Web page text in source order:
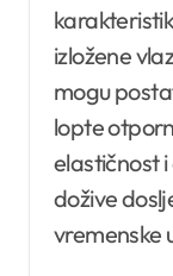
izložene
mogu
lopte
elastičnost
dožive
vremenske